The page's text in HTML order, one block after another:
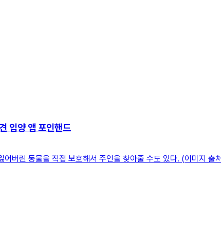
입양 앱 포인핸드
어버린 동물을 직접 보호해서 주인을 찾아줄 수도 있다. (이미지